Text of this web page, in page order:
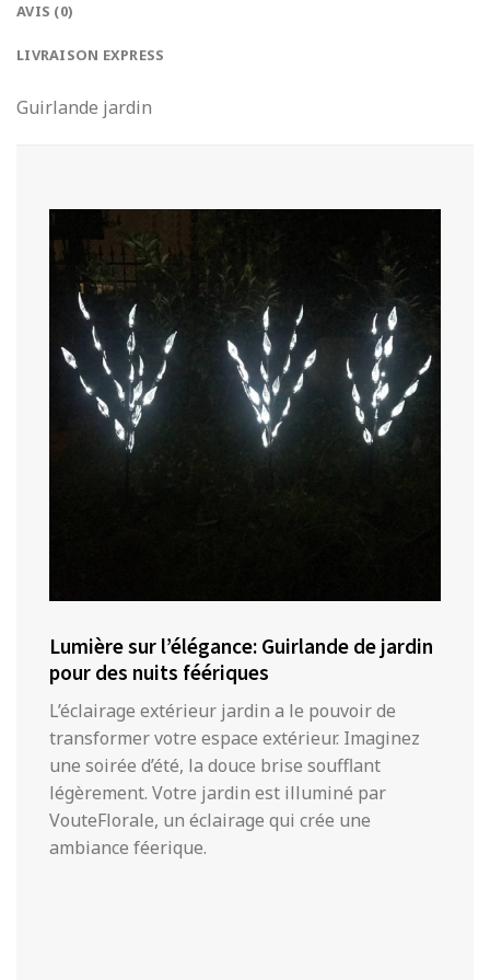
AVIS (0)
LIVRAISON EXPRESS
Guirlande jardin
Lumière sur l’élégance: Guirlande de jardin
pour des nuits féériques
L’éclairage extérieur jardin a le pouvoir de
transformer votre espace extérieur. Imaginez
une soirée d’été, la douce brise soufflant
légèrement. Votre jardin est illuminé par
VouteFlorale, un éclairage qui crée une
ambiance féerique.